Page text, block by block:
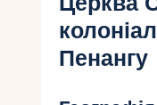
Пенангу